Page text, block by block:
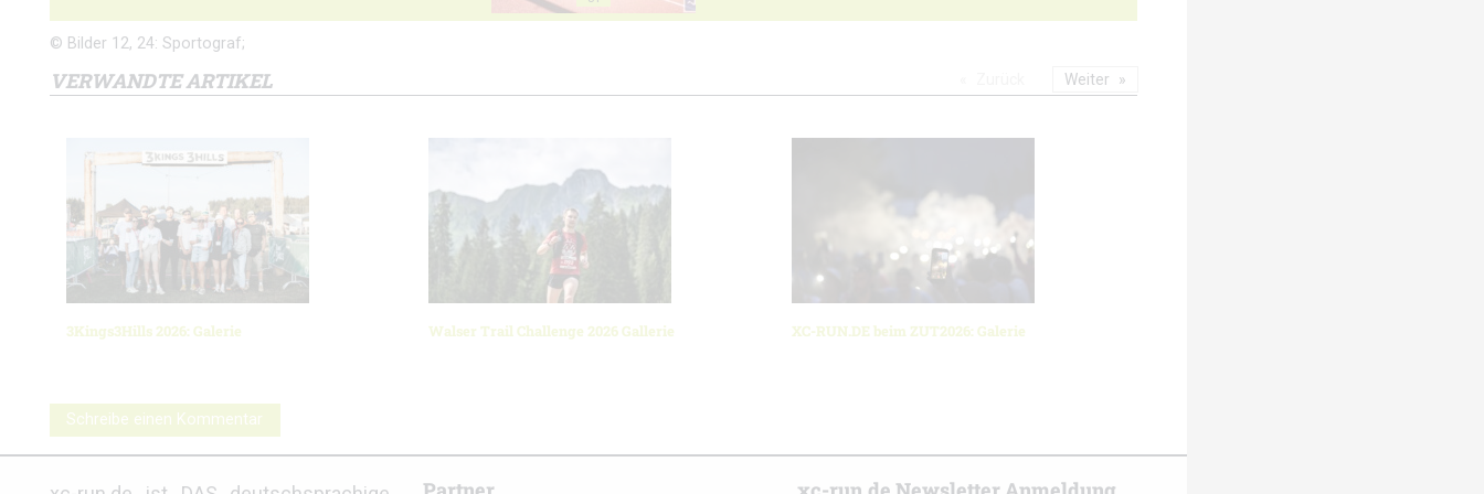
© Bilder 12, 24: Sportograf;
VERWANDTE ARTIKEL
3Kings3Hills 2026: Galerie Walser Trail Challenge 2026 Gallerie XC-RUN.DE beim ZUT2026: Galerie
Weiter
Schreibe einen Kommentar